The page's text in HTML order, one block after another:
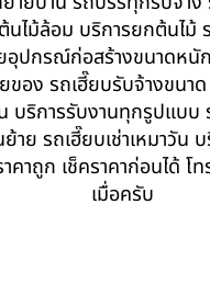
นไม้ล้อม บริการยกต้นไม้
ปกรณ์ก่อสร้างขนาดหนั
ยของ รถเฮี๊ยบรับจ้างขน
บริการรับงานทุกรูปแบบ
าย รถเฮี๊ยบเช่าเหมาวัน
คาถูก เช็คราคาก่อนได้ โ
เมื่อครับ